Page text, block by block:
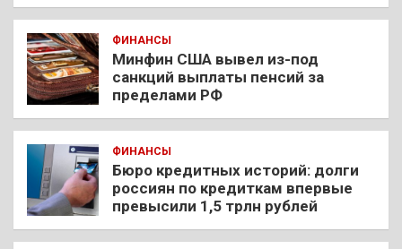
ФИНАНСЫ
Минфин США вывел из-под
санкций выплаты пенсий за
пределами РФ
ФИНАНСЫ
Бюро кредитных историй: долги
россиян по кредиткам впервые
превысили 1,5 трлн рублей